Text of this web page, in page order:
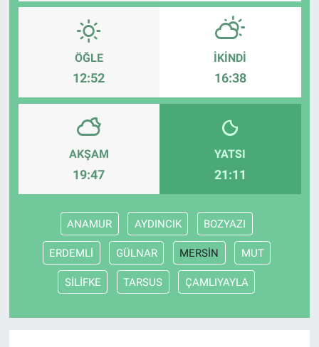
ÖĞLE
12:52
İKINDI
16:38
AKŞAM
19:47
YATSI
21:11
ANAMUR AYDINCIK BOZYAZI
ERDEMLİ GÜLNAR MERSİN MUT
SİLİFKE TARSUS ÇAMLIYAYLA